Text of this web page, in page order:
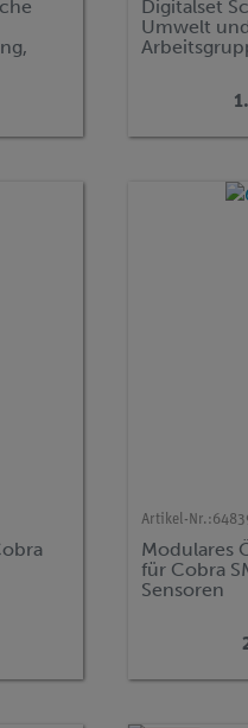
Digitalset
Umwelt
Artikel-Nr.:
Modulares
für Cobra
Sensoren